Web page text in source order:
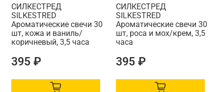
СИЛКЕСТРЕД
SILKESTRED
Ароматические свечи 30
шт, кожа и ваниль/
коричневый, 3,5 часа
395 ₽
СИЛКЕСТРЕД
SILKESTRED
Ароматические свечи 30
шт, роса и мох/крем, 3,5
часа
395 ₽